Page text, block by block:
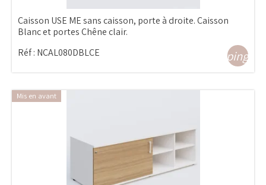
Caisson USE ME sans caisson, porte à droite. Caisson
Blanc et portes Chêne clair.
Réf : NCAL080DBLCE
Mis en avant